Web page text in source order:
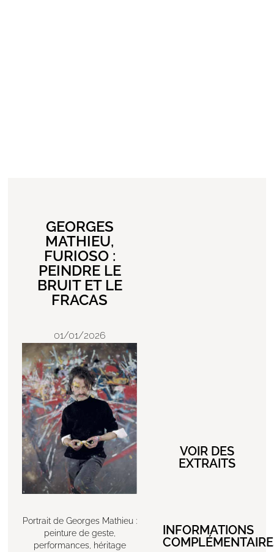
VOIR DES
EXTRAITS
INFORMATIONS
GEORGES
MATHIEU,
FURIOSO :
PEINDRE LE
BRUIT ET LE
FRACAS
01/01/2026
Portrait de Georges Mathieu :
peinture de geste,
performances, héritage